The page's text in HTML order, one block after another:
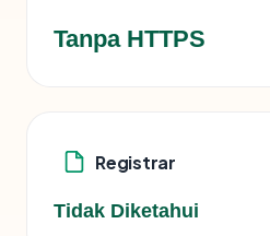
Tanpa HTTPS
Registrar
Tidak Diketahui